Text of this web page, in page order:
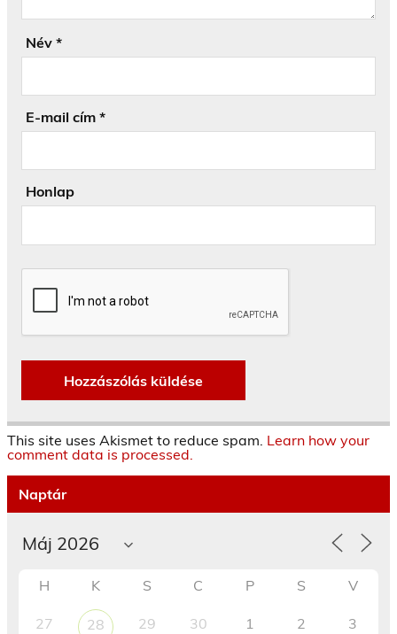
Név *
E-mail cím *
Honlap
This site uses Akismet to reduce spam. Learn how your
comment data is processed.
Naptár
H K S C P S V
27 28 29 30 1 2 3